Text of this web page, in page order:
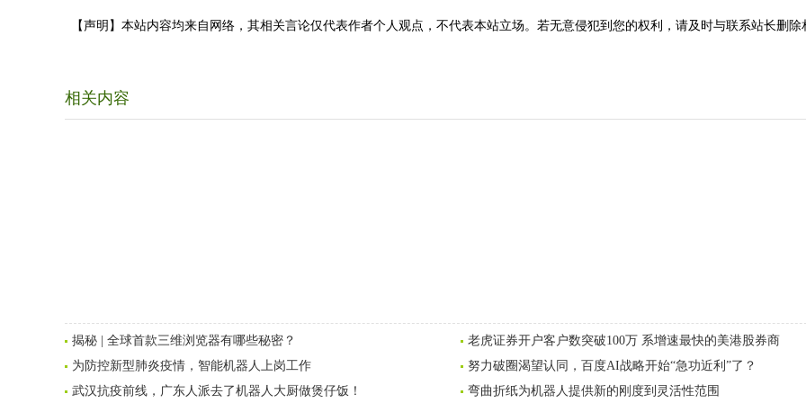
【声明】本站内容均来自网络，其相关言论仅代表作者个人观点，不代表本站立场。若无意侵犯到您的权利，请及时与联系站长删除
相关内容
揭秘 | 全球首款三维浏览器有哪些秘密？
老虎证券开户客户数突破100万 系增速最快的美港股券商
为防控新型肺炎疫情，智能机器人上岗工作
努力破圈渴望认同，百度AI战略开始“急功近利”了？
武汉抗疫前线，广东人派去了机器人大厨做煲仔饭！
弯曲折纸为机器人提供新的刚度到灵活性范围